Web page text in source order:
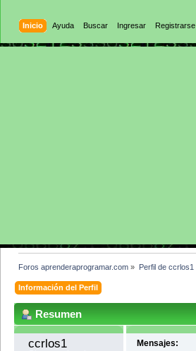
Inicio Ayuda Buscar Ingresar Registrarse
Foros aprenderaprogramar.com » Perfil de ccrlos1
Información del Perfil
Resumen
ccrlos1 Mensajes: